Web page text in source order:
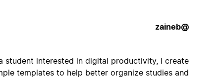
As a student interested in digital productivity, I create
simple templates to help better organize studies and